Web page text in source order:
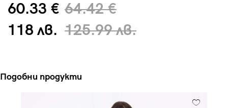
60.33 €
118 лв.
64.42 €
125.99 лв.
Подобни продукти